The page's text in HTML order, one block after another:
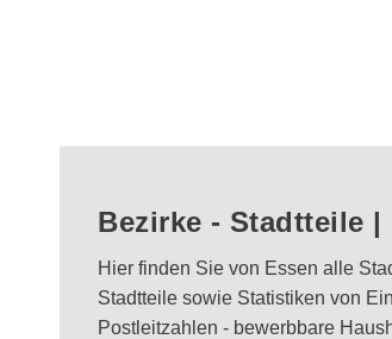
Bezirke - Stadtteile
Hier finden Sie von Essen alle
Stadtteile sowie Statistiken von
Postleitzahlen - bewerbbare